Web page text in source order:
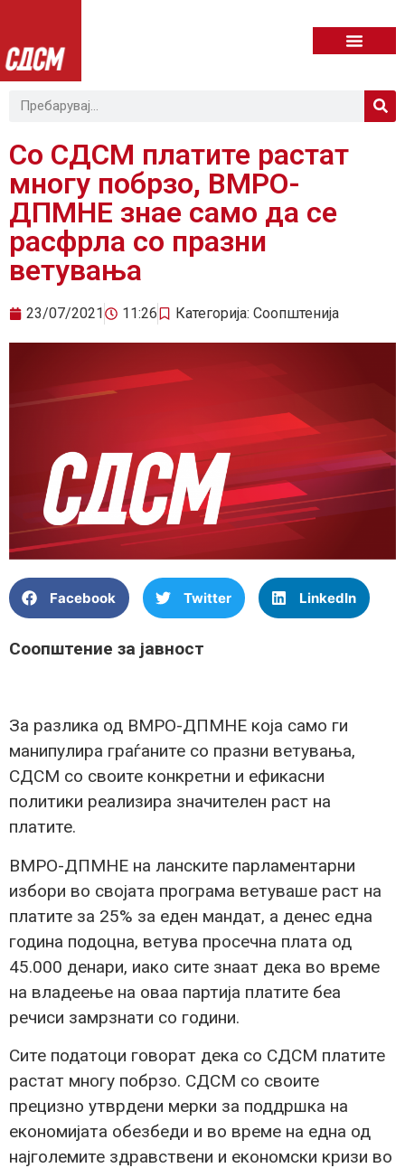
Со СДСМ платите растат
многу побрзо, ВМРО-
ДПМНЕ знае само да се
расфрла со празни
ветувања
23/07/2021 11:26 Категорија: Соопштенија
Facebook Twitter LinkedIn
Соопштение за јавност
За разлика од ВМРО-ДПМНЕ која само ги
манипулира граѓаните со празни ветувања,
СДСМ со своите конкретни и ефикасни
политики реализира значителен раст на
платите.
ВМРО-ДПМНЕ на ланските парламентарни
избори во својата програма ветуваше раст на
платите за 25% за еден мандат, а денес една
година подоцна, ветува просечна плата од
45.000 денари, иако сите знаат дека во време
на владеење на оваа партија платите беа
речиси замрзнати со години.
Сите податоци говорат дека со СДСМ платите
растат многу побрзо. СДСМ со своите
прецизно утврдени мерки за поддршка на
економијата обезбеди и во време на една од
најголемите здравствени и економски кризи во